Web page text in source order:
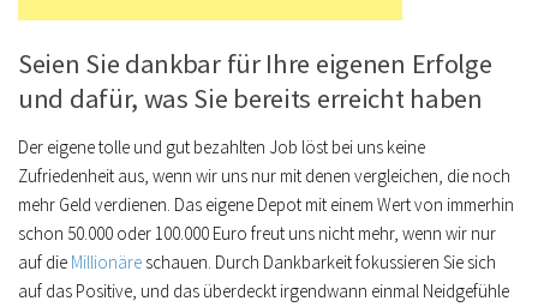
Seien Sie dankbar für Ihre eigenen Erfolge
und dafür, was Sie bereits erreicht haben
Der eigene tolle und gut bezahlten Job löst bei uns keine
Zufriedenheit aus, wenn wir uns nur mit denen vergleichen, die noch
mehr Geld verdienen. Das eigene Depot mit einem Wert von immerhin
schon 50.000 oder 100.000 Euro freut uns nicht mehr, wenn wir nur
auf die Millionäre schauen. Durch Dankbarkeit fokussieren Sie sich
auf das Positive, und das überdeckt irgendwann einmal Neidgefühle